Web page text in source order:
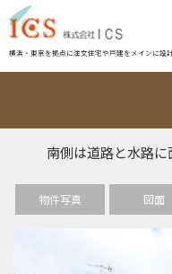
横浜・東京を拠点に注文住宅や戸建をメインに設
南側は道路と水路に
物件写真 図面